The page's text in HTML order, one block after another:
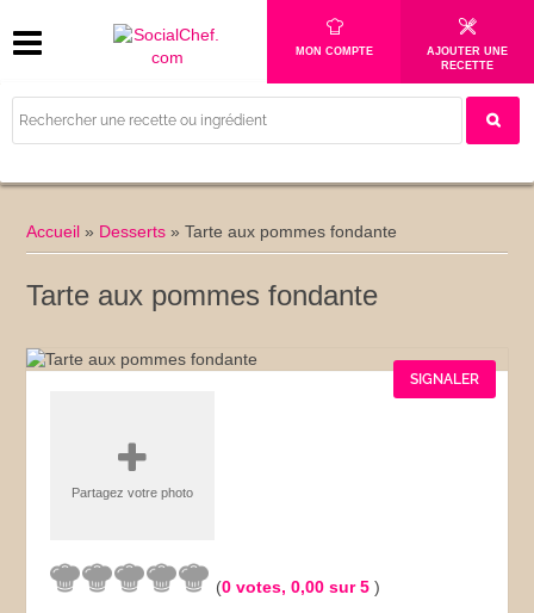
MON COMPTE
AJOUTER UNE
RECETTE
Accueil » Desserts »Tarte aux pommes fondante
Tarte aux pommes fondante
SIGNALER
Partagez votre photo
(0 votes,0,00 sur 5)